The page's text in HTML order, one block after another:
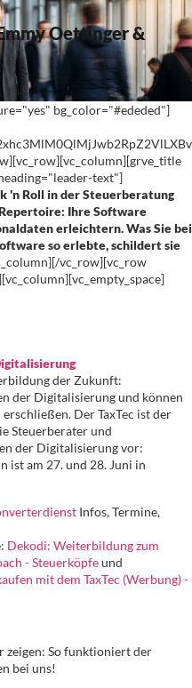
Oettinger &
bg_color="#ededed"]
text"]
'n Roll in der Steuerberatung
Ihre Software
erleichtern. Was Sie bei
so erlebte, schildert sie
vc_row][vc_row
der Zukunft:
der Digitalisierung und können
Der TaxTec ist der
Steuerberater und
der Digitalisierung vor:
ist am 27. und 28. Juni in
Infos, Termine,
Dekodi: Weiterbildung zum
- Steuerköpfeund
mit dem TaxTec (Werbung) -
zeigen: So funktioniert der
bei uns!